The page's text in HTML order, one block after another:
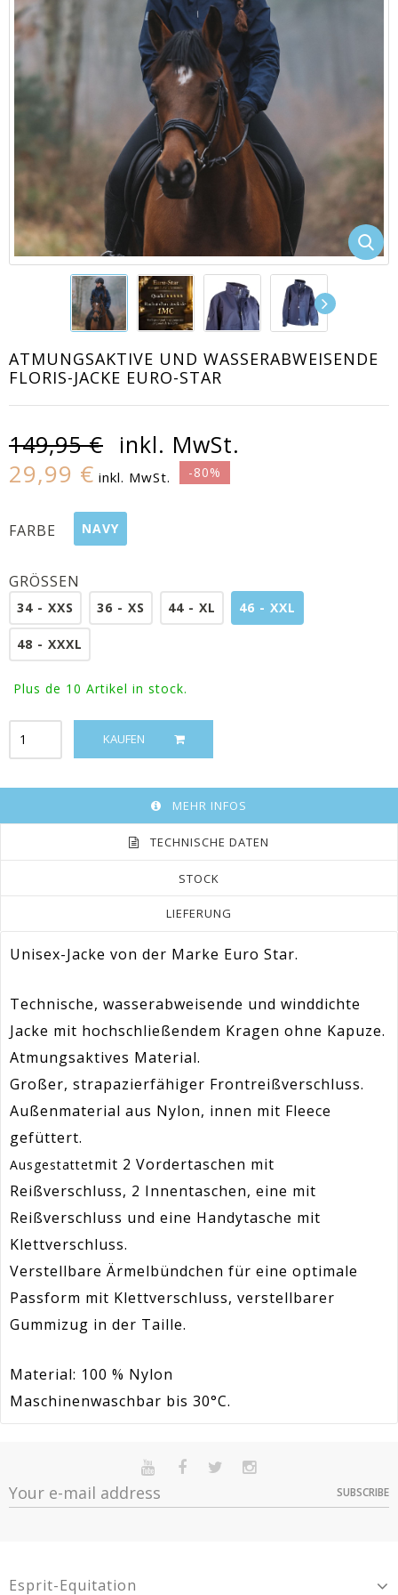
ATMUNGSAKTIVE UND WASSERABWEISENDE
FLORIS-JACKE EURO-STAR
149,95 € inkl. MwSt.
29,99 € inkl. MwSt. -80%
FARBE NAVY
GRÖSSEN
34 - XXS 36 - XS 44 - XL 46 - XXL
48 - XXXL
Plus de 10 Artikel in stock.
KAUFEN
MEHR INFOS
TECHNISCHE DATEN
STOCK
LIEFERUNG
Unisex-Jacke von der Marke Euro Star.
Technische, wasserabweisende und winddichte
Jacke mit hochschließendem Kragen ohne Kapuze.
Atmungsaktives Material.
Großer, strapazierfähiger Frontreißverschluss.
Außenmaterial aus Nylon, innen mit Fleece
gefüttert.
Ausgestattetmit 2 Vordertaschen mit
Reißverschluss, 2 Innentaschen, eine mit
Reißverschluss und eine Handytasche mit
Klettverschluss.
Verstellbare Ärmelbündchen für eine optimale
Passform mit Klettverschluss, verstellbarer
Gummizug in der Taille.
Material: 100 % Nylon
Maschinenwaschbar bis 30°C.
ES_9360401XXL
Material Nylon
Warranty
Of Conformity.
Sur commande Indisponible
Option
Dispo
ES9360401XXXL
SUBSCRIBE
Esprit-Equitation